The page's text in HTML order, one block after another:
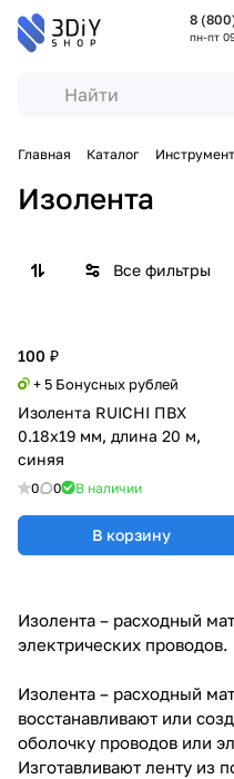
8
пн-пт
Главная Каталог
Изолента
Все фильтры
100 ₽
+ 5 Бонусных рублей
Изолента RUICHI ПВХ
0.18х19 мм, длина 20 м,
синяя
0 0 В наличии
В корзину
Изолента – расходный
электрических проводов.
Изолента – расходный
восстанавливают или
оболочку проводов или
Изготавливают ленту из